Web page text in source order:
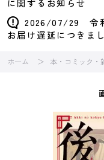
に関するお知らせ
2026/07/29 令
お届け遅延につきま
ホーム 本・コミック・